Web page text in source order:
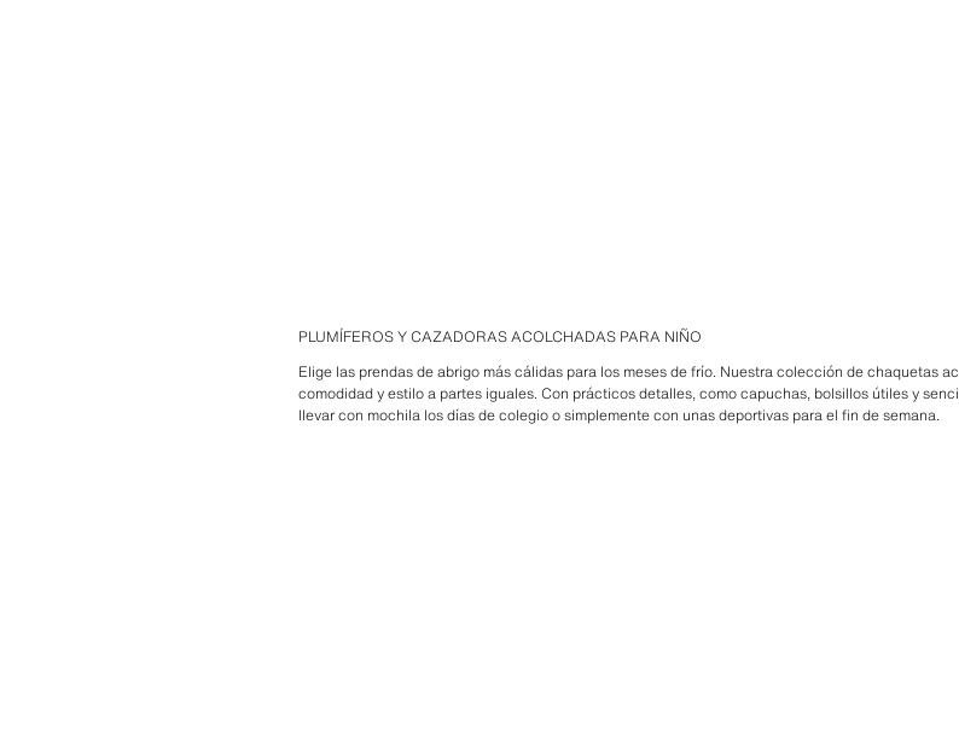
PLUMÍFEROS Y CAZADORAS ACOLCHADAS PARA NIÑO
Elige las prendas de abrigo más cálidas para los meses de frío. Nuestra colección de chaquetas
comodidad y estilo a partes iguales. Con prácticos detalles, como capuchas, bolsillos útiles y
llevar con mochila los días de colegio o simplemente con unas deportivas para el fin de semana.